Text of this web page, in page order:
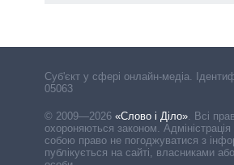
Cуб'єкт у сфері онлайн-медіа.
05063
© 2009—2026 «Слово і Діло». Всі
охороняються законом.
собою право не погоджуватися з
публікується на сайті, власниками або